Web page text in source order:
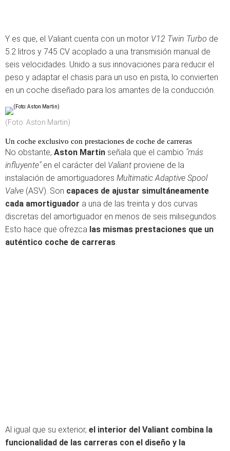
Y es que, el Valiant cuenta con un motor V12 Twin Turbo de
5.2 litros y 745 CV acoplado a una transmisión manual de
seis velocidades. Unido a sus innovaciones para reducir el
peso y adaptar el chasis para un uso en pista, lo convierten
en un coche diseñado para los amantes de la conducción.
(Foto: Aston Martin)
Un coche exclusivo con prestaciones de coche de carreras
No obstante, Aston Martin señala que el cambio "más
influyente"en el carácter del Valiant proviene de la
instalación de amortiguadores Multimatic Adaptive Spool
Valve (ASV). Son capaces de ajustar simultáneamente
cada amortiguador a una de las treinta y dos curvas
discretas del amortiguador en menos de seis milisegundos.
Esto hace que ofrezca las mismas prestaciones que un
auténtico coche de carreras.
Al igual que su exterior, el interior del Valiant combina la
funcionalidad de las carreras con el diseño y la